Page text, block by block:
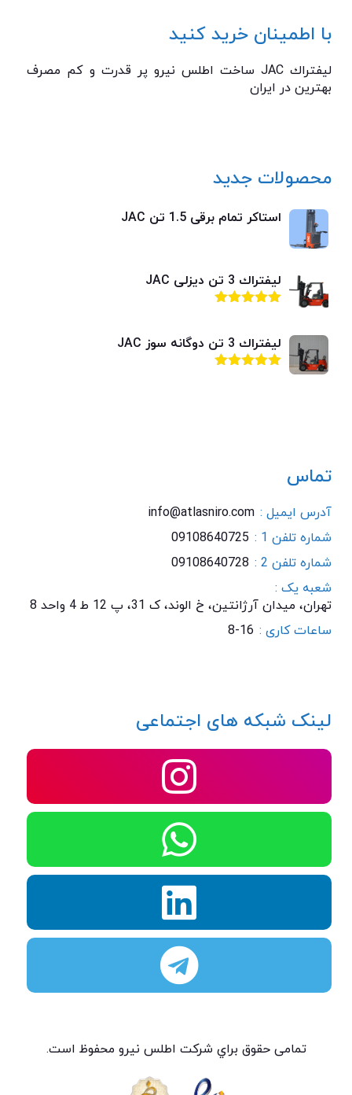
با اطمینان خرید کنید
ليفتراك JAC ساخت اطلس نیرو پر قدرت و كم مصرف
بهترين در ايران
محصولات جدید
استاکر تمام برقی 1.5 تن JAC
ليفتراك 3 تن ديزلی JAC
ليفتراك 3 تن دوگانه سوز JAC
تماس
آدرس ایمیل : info@atlasniro.com
شماره تلفن 1 :
09108640725
شماره تلفن 2 :
09108640728
شعبه یک :
تهران، میدان آرژانتین، خ الوند، ک 31، پ 12 ط 4 واحد 8
ساعات کاری : 8-16
لینک شبکه های اجتماعی
تمامی حقوق براي شركت اطلس نيرو محفوظ است.